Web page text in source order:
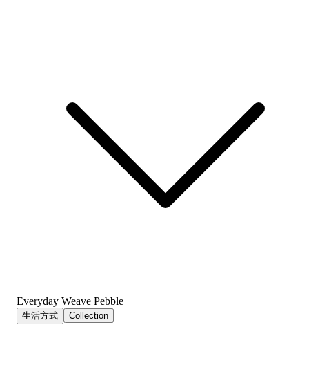
Everyday Weave Pebble
生活方式 Collection